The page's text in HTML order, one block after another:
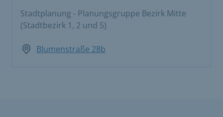
Stadtplanung - Planungsgruppe Bezirk Mitte
(Stadtbezirk 1, 2 und 5)
Blumenstraße 28b